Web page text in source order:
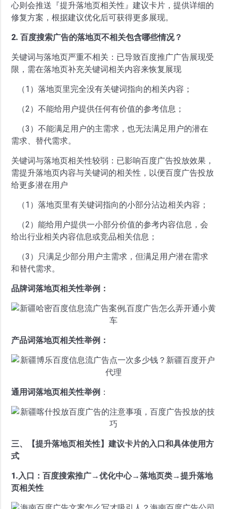
心则会推送『提升落地页相关性』建议卡片，提供详细的
修复方案，根据建议优化后可获得更多展现。
2. 百度搜索广告的落地页不相关包含哪些情况？
关键词与落地页严重不相关：已导致百度推广广告展现受
限，需在落地页补充关键词相关内容来恢复展现
（1）落地页里完全没有关键词指向的相关内容；
（2）不能给用户提供任何有价值的参考信息；
（3）不能满足用户的主需求，也无法满足用户的潜在
需求、替代需求。
关键词与落地页相关性较弱：已影响百度广告投放效果，
需提升落地页内容与关键词的相关性，以便百度广告投放
给更多潜在用户
（1）落地页里有关键词指向的小部分沾边相关内容；
（2）能给用户提供一小部分价值的参考内容信息，会
给出行业相关内容信息或竞品相关信息；
（3）只满足少部分用户主需求，但满足用户潜在需求
和替代需求。
品牌词落地页相关性举例：
产品词落地页相关性举例：
通用词落地页相关性举例 ：
三、【提升落地页相关性】建议卡片的入口和具体使用方
式
1.入口：百度搜索推广→优化中心→落地页类→提升落地
页相关性